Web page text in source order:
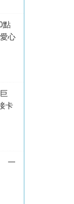
點
心
卡
一